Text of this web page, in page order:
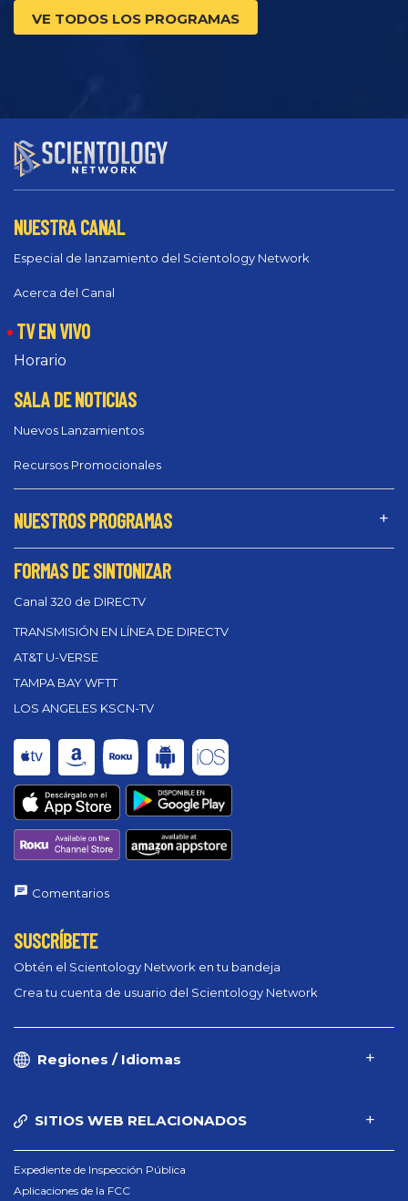
VE TODOS LOS PROGRAMAS
NUESTRA CANAL
Especial de lanzamiento del Scientology Network
Acerca del Canal
TV EN VIVO
Horario
SALA DE NOTICIAS
Nuevos Lanzamientos
Recursos Promocionales
NUESTROS PROGRAMAS
FORMAS DE SINTONIZAR
Canal 320 de DIRECTV
TRANSMISIÓN EN LÍNEA DE DIRECTV
AT&T U-VERSE
TAMPA BAY WFTT
LOS ANGELES KSCN-TV
Comentarios
SUSCRÍBETE
Obtén el Scientology Network en tu bandeja
Crea tu cuenta de usuario del Scientology Network
Regiones / Idiomas
SITIOS WEB RELACIONADOS
Expediente de Inspección Pública
Aplicaciones de la FCC